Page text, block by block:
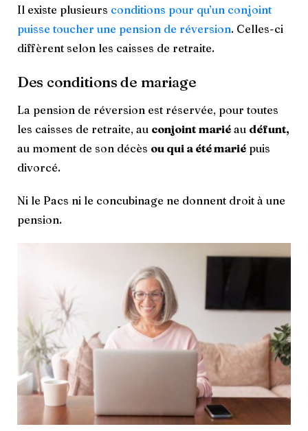
Il existe plusieurs conditions pour qu’un conjoint
puisse toucher une pension de réversion. Celles-ci
diffèrent selon les caisses de retraite.
Des conditions de mariage
La pension de réversion est réservée, pour toutes
les caisses de retraite, au conjoint marié au défunt,
au moment de son décès ou qui a été marié puis
divorcé.
Ni le Pacs ni le concubinage ne donnent droit à une
pension.